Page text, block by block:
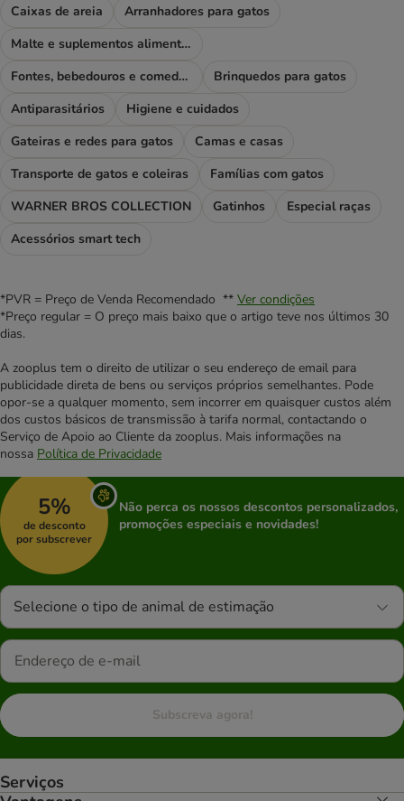
Caixas de areia
Arranhadores para gatos
Malte e suplementos alimentares
Fontes, bebedouros e comedouros
Brinquedos para gatos
Antiparasitários
Higiene e cuidados
Gateiras e redes para gatos
Camas e casas
Transporte de gatos e coleiras
Famílias com gatos
WARNER BROS COLLECTION
Gatinhos
Especial raças
Acessórios smart tech
*PVR = Preço de Venda Recomendado ** Ver condições
*Preço regular = O preço mais baixo que o artigo teve nos últimos 30
dias.
A zooplus tem o direito de utilizar o seu endereço de email para
publicidade direta de bens ou serviços próprios semelhantes. Pode
opor-se a qualquer momento, sem incorrer em quaisquer custos além
dos custos básicos de transmissão à tarifa normal, contactando o
Serviço de Apoio ao Cliente da zooplus. Mais informações na
nossa Política de Privacidade
5%
de desconto
por subscrever
Não perca os nossos descontos personalizados,
promoções especiais e novidades!
Selecione o tipo de animal de estimação
Subscreva agora!
Serviços